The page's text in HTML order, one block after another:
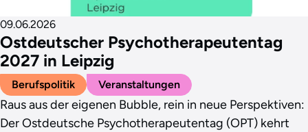
Ostdeutscher Psychotherapeutentag
2027 in Leipzig
09.06.2026
Berufspolitik Veranstaltungen
Raus aus der eigenen Bubble, rein in neue Perspektiven:
Der Ostdeutsche Psychotherapeutentag (OPT) kehrt